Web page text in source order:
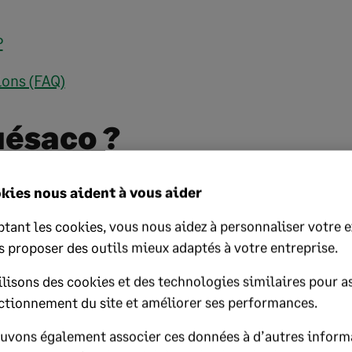
(FAQ)
?
Planning, en abrégé ERP, est un processus
des éléments essentiels des
Il s’agit d’un logiciel qui fédère la
d’une entreprise. Il consiste généralement
unifiée dont les informations peuvent être
l’entreprise – finances, ressources humaines,
gestion de produits, production et ventes. Ce
nous aident à vous aider
les cookies, vous nous aidez à personnaliser votre
proposer des outils mieux adaptés à votre entreprise.
des cookies et des technologies similaires pour
du site et améliorer ses performances.
également associer ces données à d’autres